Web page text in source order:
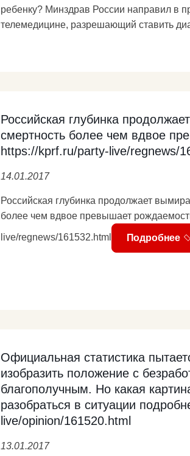
ребенку? Минздрав России направил в
телемедицине, разрешающий ставить
так уже сократилось в 2,5 раза. https://
Подробнее
Российская глубинка
смертность более чем вдвое
https://kprf.ru/party-live/regnews/
14.01.2017
Российская глубинка продолжает
более чем вдвое превышает
live/regnews/161532.html Подробнее
Официальная статистика
изобразить положение с
благополучным. Но какая
разобраться в ситуации
live/opinion/161520.html
13.01.2017